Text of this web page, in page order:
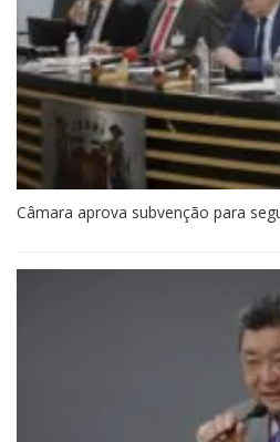
Câmara aprova subvenção para